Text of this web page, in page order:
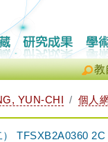
教
YUN-CHI 個人
TFSXB2A0360 2C